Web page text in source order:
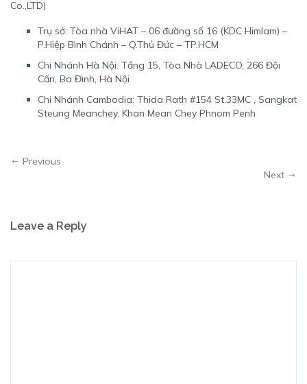
Co.,LTD)
Trụ sở: Tòa nhà ViHAT – 06 đường số 16 (KDC Himlam) –
P.Hiệp Bình Chánh – Q.Thủ Đức – TP.HCM
Chi Nhánh Hà Nội: Tầng 15, Tòa Nhà LADECO, 266 Đội
Cấn, Ba Đình, Hà Nội
Chi Nhánh Cambodia: Thida Rath #154 St.33MC , Sangkat
Steung Meanchey, Khan Mean Chey Phnom Penh
Previous
Next
Leave a Reply